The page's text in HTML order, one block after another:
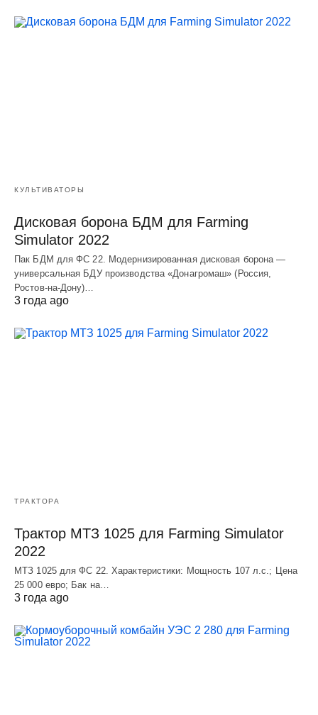
КУЛЬТИВАТОРЫ
Дисковая борона БДМ для Farming
Simulator 2022
Пак БДМ для ФС 22. Модернизированная дисковая борона —
универсальная БДУ производства «Донагромаш» (Россия,
Ростов-на-Дону)…
3 года ago
ТРАКТОРА
Трактор МТЗ 1025 для Farming Simulator
2022
МТЗ 1025 для ФС 22. Характеристики: Мощность 107 л.c.; Цена
25 000 евро; Бак на…
3 года ago